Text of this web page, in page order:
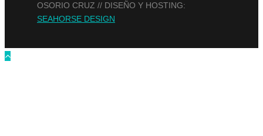
OSORIO CRUZ // DISEÑO Y HOSTING:
SEAHORSE DESIGN